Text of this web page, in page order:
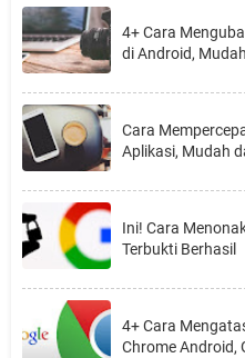
4+ Cara
di Android,
Cara
Aplikasi, Mudah
Ini! Cara
Terbukti Berhasil
4+ Cara
Chrome Android,